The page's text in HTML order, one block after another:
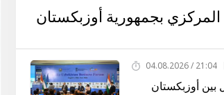
المركزي بجمهورية أوزبكستان
21:04 / 04.08.2026
بين أوزبكستان